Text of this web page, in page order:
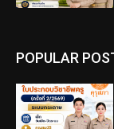
POPULAR